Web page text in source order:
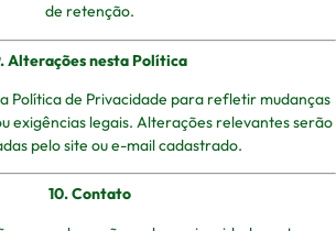
de retenção.
Alterações nesta Política
Política de Privacidade para refletir mudanças
exigências legais. Alterações relevantes serão
pelo site ou e-mail cadastrado.
10. Contato